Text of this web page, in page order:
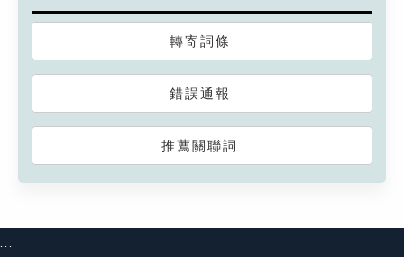
轉寄詞條
錯誤通報
推薦關聯詞
:::